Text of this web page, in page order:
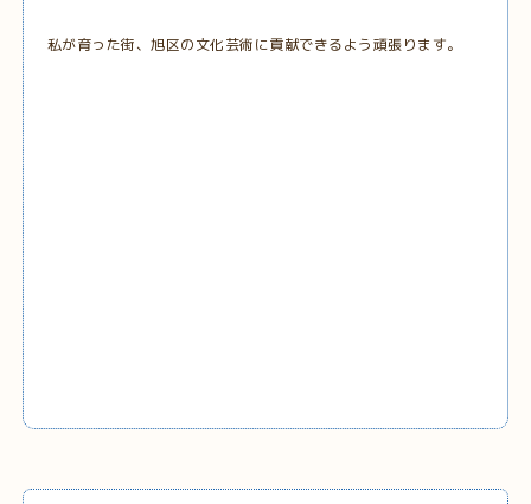
私が育った街、旭区の文化芸術に貢献できるよう頑張ります。